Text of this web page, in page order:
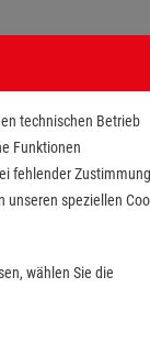
technischen Betrieb
Funktionen
fehlender Zustimmung
speziellen
wählen Sie die